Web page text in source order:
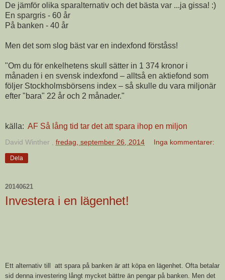
De jämför olika sparalternativ och det bästa var ...ja gissa! :)
En spargris - 60 år
På banken - 40 år
Men det som slog bäst var en indexfond förståss!
"Om du för enkelhetens skull sätter in 1 374 kronor i
månaden i en svensk indexfond – alltså en aktiefond som
följer Stockholmsbörsens index – så skulle du vara miljonär
efter "bara" 22 år och 2 månader."
källa: AF Så lång tid tar det att spara ihop en miljon
David Winther fredag, september 26, 2014 Inga kommentarer:
Dela
20140621
Investera i en lägenhet!
Ett alternativ till att spara på banken är att köpa en lägenhet. Ofta betalar
sid denna investering långt mycket bättre än pengar på banken. Men det